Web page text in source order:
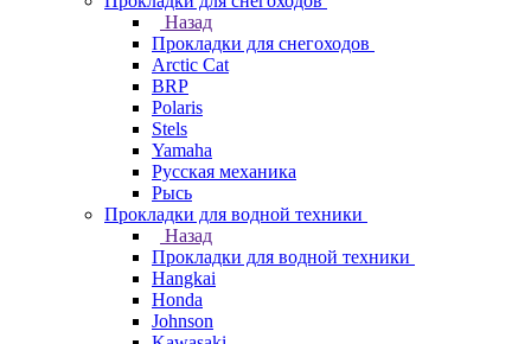
Назад
Прокладки для снегоходов
Arctic Cat
BRP
Polaris
Stels
Yamaha
Русская механика
Рысь
Прокладки для водной техники
Назад
Прокладки для водной техники
Hangkai
Honda
Johnson